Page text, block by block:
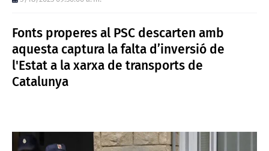
Fonts properes al PSC descarten amb
aquesta captura la falta d’inversió de
l'Estat a la xarxa de transports de
Catalunya